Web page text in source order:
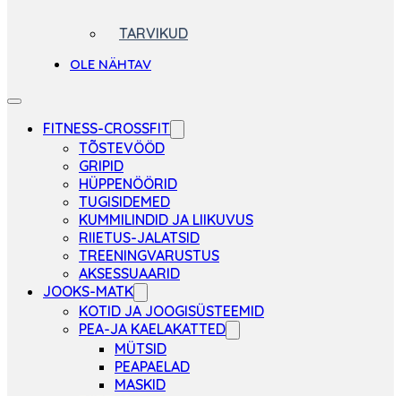
TARVIKUD
OLE NÄHTAV
FITNESS-CROSSFIT
TÕSTEVÖÖD
GRIPID
HÜPPENÖÖRID
TUGISIDEMED
KUMMILINDID JA LIIKUVUS
RIIETUS-JALATSID
TREENINGVARUSTUS
AKSESSUAARID
JOOKS-MATK
KOTID JA JOOGISÜSTEEMID
PEA-JA KAELAKATTED
MÜTSID
PEAPAELAD
MASKID